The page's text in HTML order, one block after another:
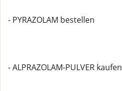
- PYRAZOLAM bestellen
- ALPRAZOLAM-PULVER kaufen